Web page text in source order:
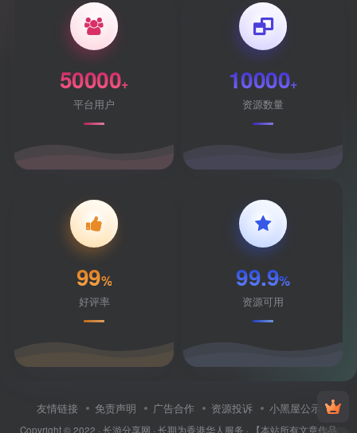
50000+
平台用户
10000+
资源数量
99%
好评率
99.9%
资源可用
友情链接 免责声明 广告合作 资源投诉 小黑屋公示
Copyright © 2022 · 长游分享网 · 长期为香港华人服务 · 【本站所有文章作品